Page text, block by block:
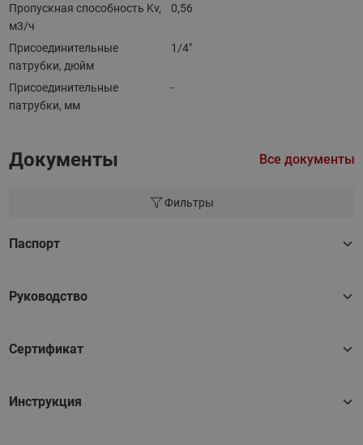
Пропускная способность Kv,
м3/ч
0,56
Присоединительные
патрубки, дюйм
1/4"
Присоединительные
патрубки, мм
-
Документы Все документы
Фильтры
Паспорт
Руководство
Сертификат
Инструкция